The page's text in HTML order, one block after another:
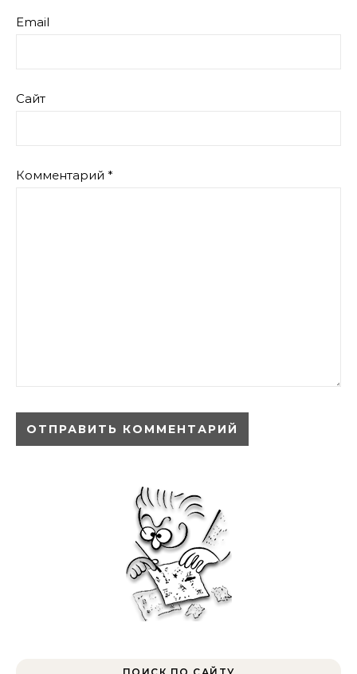
Email
Сайт
Комментарий *